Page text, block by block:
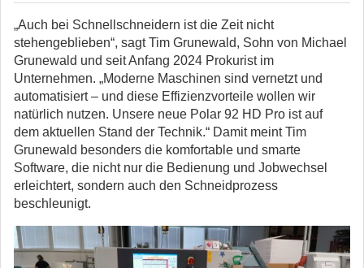
„Auch bei Schnellschneidern ist die Zeit nicht
stehengeblieben“, sagt Tim Grunewald, Sohn von Michael
Grunewald und seit Anfang 2024 Prokurist im
Unternehmen. „Moderne Maschinen sind vernetzt und
automatisiert – und diese Effizienzvorteile wollen wir
natürlich nutzen. Unsere neue Polar 92 HD Pro ist auf
dem aktuellen Stand der Technik.“ Damit meint Tim
Grunewald besonders die komfortable und smarte
Software, die nicht nur die Bedienung und Jobwechsel
erleichtert, sondern auch den Schneidprozess
beschleunigt.